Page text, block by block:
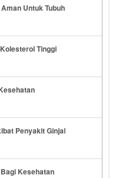
Untuk Tubuh
Tinggi
Penyakit Ginjal
Kesehatan